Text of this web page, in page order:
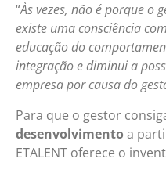
“Às vezes, não é porque o
existe uma consciência
educação do
integração e diminui a
empresa por causa do
Para que o gestor
desenvolvimento a
ETALENT oferece o